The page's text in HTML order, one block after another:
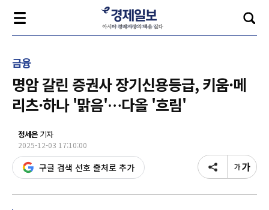
금융
명암 갈린 증권사 장기신용등급, 키움·메
리츠·하나 '맑음'…다올 '흐림'
정세은 기자
2025-12-03 17:10:00
구글 검색 선호 출처로 추가